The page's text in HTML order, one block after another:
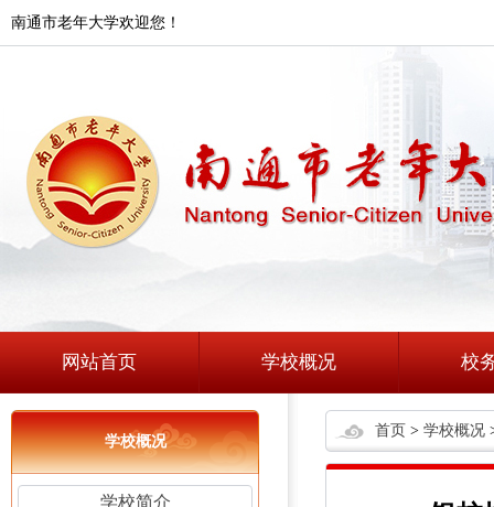
南通市老年大学欢迎您！
网站首页 学校概况 校
学校概况
学校简介
首页 > 学校概况